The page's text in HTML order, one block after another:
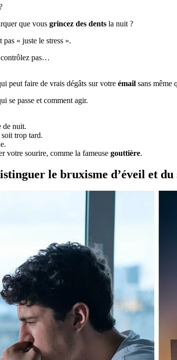
que vous grincez des dents la nuit ?
pas « juste le stress ».
pas…
peut faire de vrais dégâts sur votre émail sans même
se passe et comment agir.
de nuit.
trop tard.
votre sourire, comme la fameuse gouttière.
le bruxisme d’éveil et du